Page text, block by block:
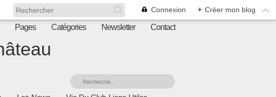
Connexion + Créer mon blog
Pages Catégories Newsletter Contact